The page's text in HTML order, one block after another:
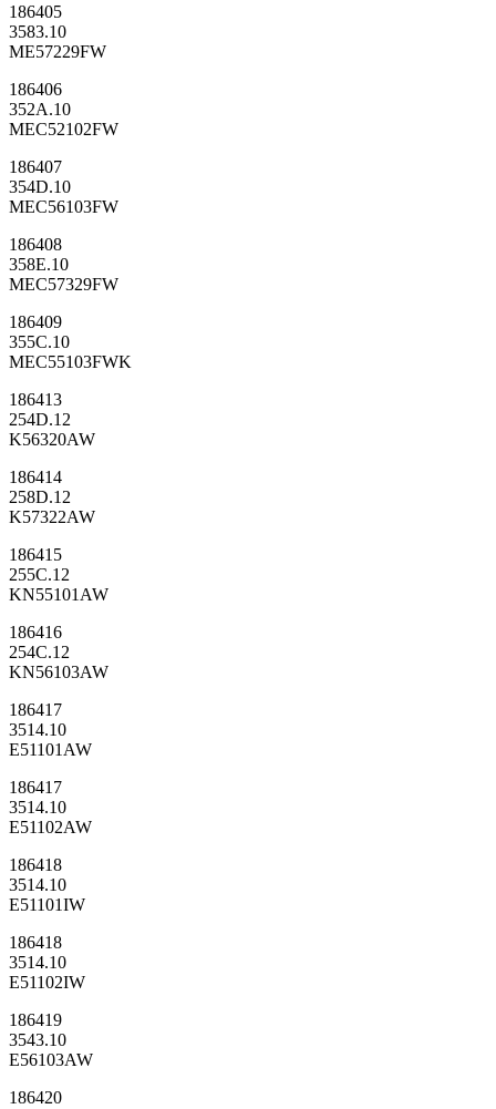
186405
3583.10
ME57229FW
186406
352A.10
MEC52102FW
186407
354D.10
MEC56103FW
186408
358E.10
MEC57329FW
186409
355C.10
MEC55103FWK
186413
254D.12
K56320AW
186414
258D.12
K57322AW
186415
255C.12
KN55101AW
186416
254C.12
KN56103AW
186417
3514.10
E51101AW
186417
3514.10
E51102AW
186418
3514.10
E51101IW
186418
3514.10
E51102IW
186419
3543.10
E56103AW
186420